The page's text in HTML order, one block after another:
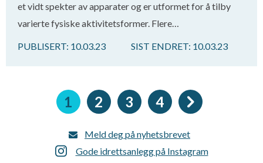
et vidt spekter av apparater og er utformet for å tilby
varierte fysiske aktivitetsformer. Flere…
PUBLISERT: 10.03.23 SIST ENDRET: 10.03.23
Nåværende
1 Side
2 Side
3 Side
4
Meld deg på nyhetsbrevet
Gode idrettsanlegg på Instagram